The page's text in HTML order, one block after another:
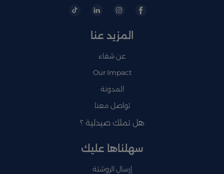
المزيد عنا
عن شفاء
Our Impact
المدونة
تواصل معنا
هل تملك صيدلية ؟
سهلناها عليك
إرسال الروشتة